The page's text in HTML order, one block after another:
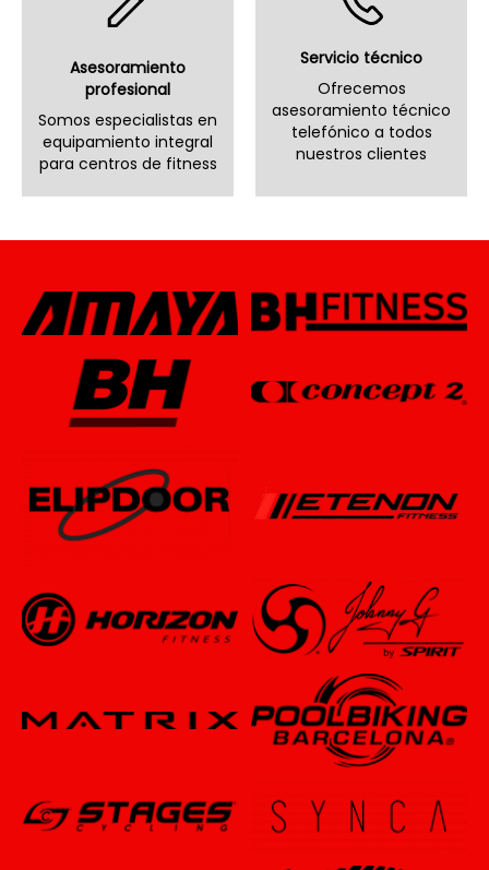
Asesoramiento
profesional
Somos especialistas en
equipamiento integral
para centros de fitness
Servicio técnico
Ofrecemos
asesoramiento técnico
telefónico a todos
nuestros clientes